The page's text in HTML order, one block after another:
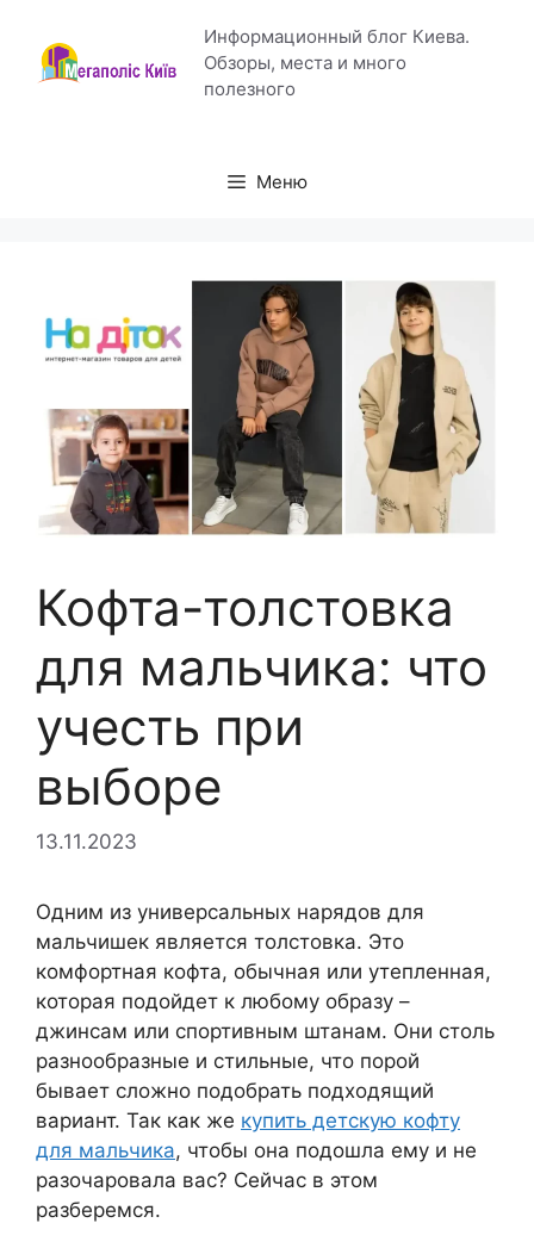
содержимому
Информационный блог Киева.
Обзоры, места и много
полезного
Меню
Кофта-толстовка
для мальчика: что
учесть при
выборе
13.11.2023
Одним из универсальных нарядов для
мальчишек является толстовка. Это
комфортная кофта, обычная или утепленная,
которая подойдет к любому образу –
джинсам или спортивным штанам. Они столь
разнообразные и стильные, что порой
бывает сложно подобрать подходящий
вариант. Так как же купить детскую кофту
для мальчика, чтобы она подошла ему и не
разочаровала вас? Сейчас в этом
разберемся.